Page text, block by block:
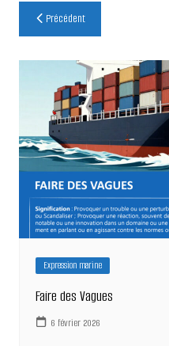
Navigation
de
l’article
Précédent
Expression marine
Faire des Vagues
6 février 2026